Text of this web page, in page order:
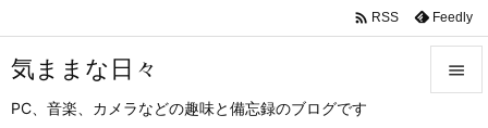
気ままな日々
PC、音楽、カメラなどの趣味と備忘録のブログです

 RSS Feedly